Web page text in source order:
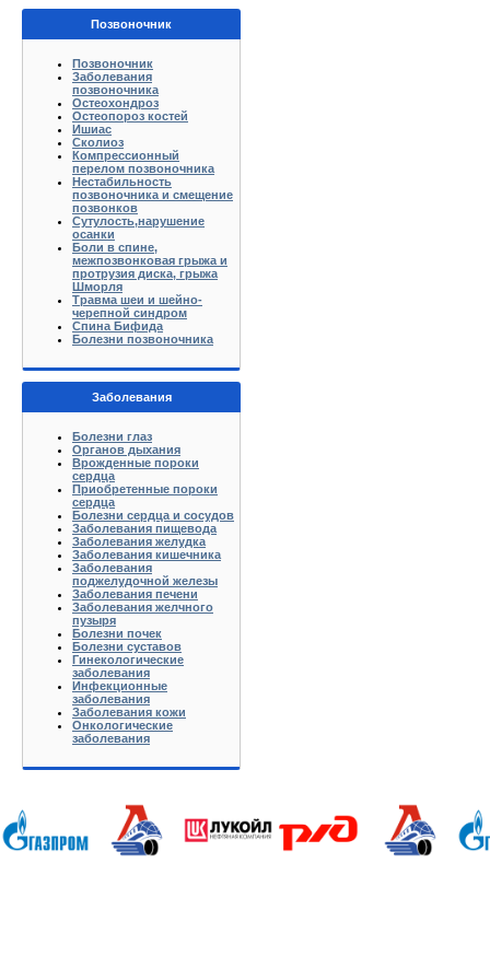
Позвоночник
Позвоночник
Заболевания
позвоночника
Остеохондроз
Остеопороз костей
Ишиас
Сколиоз
Компрессионный
перелом позвоночника
Нестабильность
позвоночника и смещение
позвонков
Сутулость,нарушение
осанки
Боли в спине,
межпозвонковая грыжа и
протрузия диска, грыжа
Шморля
Травма шеи и шейно-
черепной синдром
Спина Бифида
Болезни позвоночника
Заболевания
Болезни глаз
Органов дыхания
Врожденные пороки
сердца
Приобретенные пороки
сердца
Болезни сердца и сосудов
Заболевания пищевода
Заболевания желудка
Заболевания кишечника
Заболевания
поджелудочной железы
Заболевания печени
Заболевания желчного
пузыря
Болезни почек
Болезни суставов
Гинекологические
заболевания
Инфекционные
заболевания
Заболевания кожи
Онкологические
заболевания